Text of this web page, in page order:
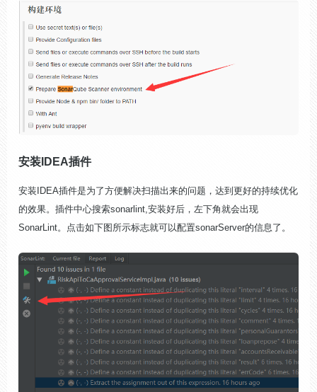
安装IDEA插件
安装IDEA插件是为了方便解决扫描出来的问题，达到更好的持续优化
的效果。插件中心搜索sonarlint,安装好后，左下角就会出现
SonarLint。点击如下图所示标志就可以配置sonarServer的信息了。